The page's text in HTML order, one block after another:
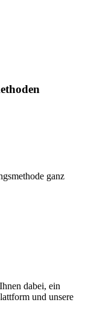
ganz
dabei, ein
und unsere